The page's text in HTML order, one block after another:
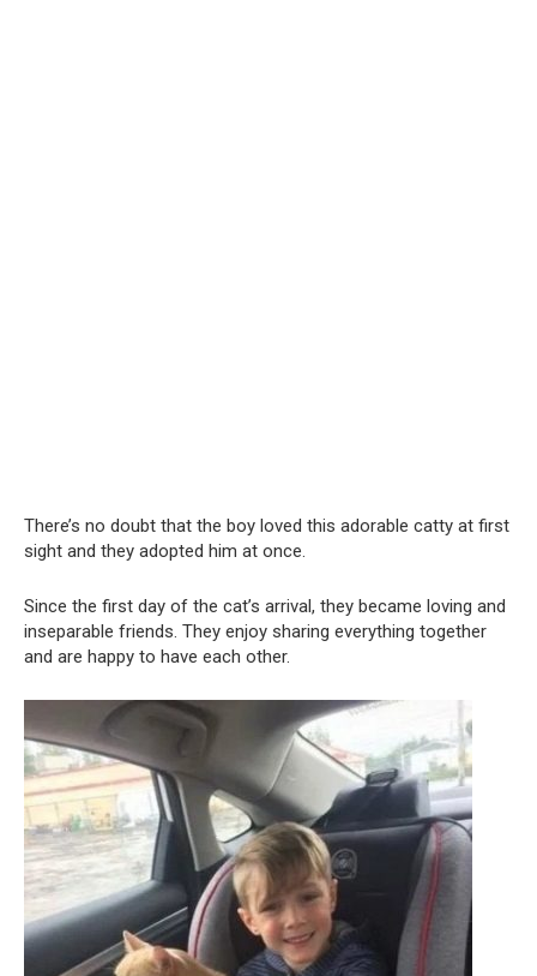
There’s no doubt that the boy loved this adorable catty at first
sight and they adopted him at once.
Since the first day of the cat’s arrival, they became loving and
inseparable friends. They enjoy sharing everything together
and are happy to have each other.